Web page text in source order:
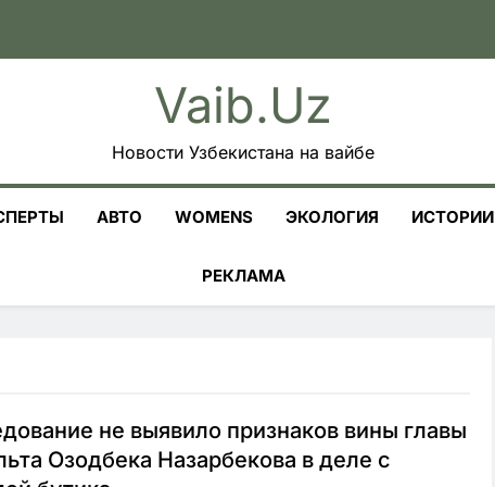
Vaib.uz
Новости Узбекистана на вайбе
АВТО WOMENS ЭКОЛОГИЯ ИСТОРИИ
РЕКЛАМА
не выявило признаков вины главы
Озодбека Назарбекова в деле с